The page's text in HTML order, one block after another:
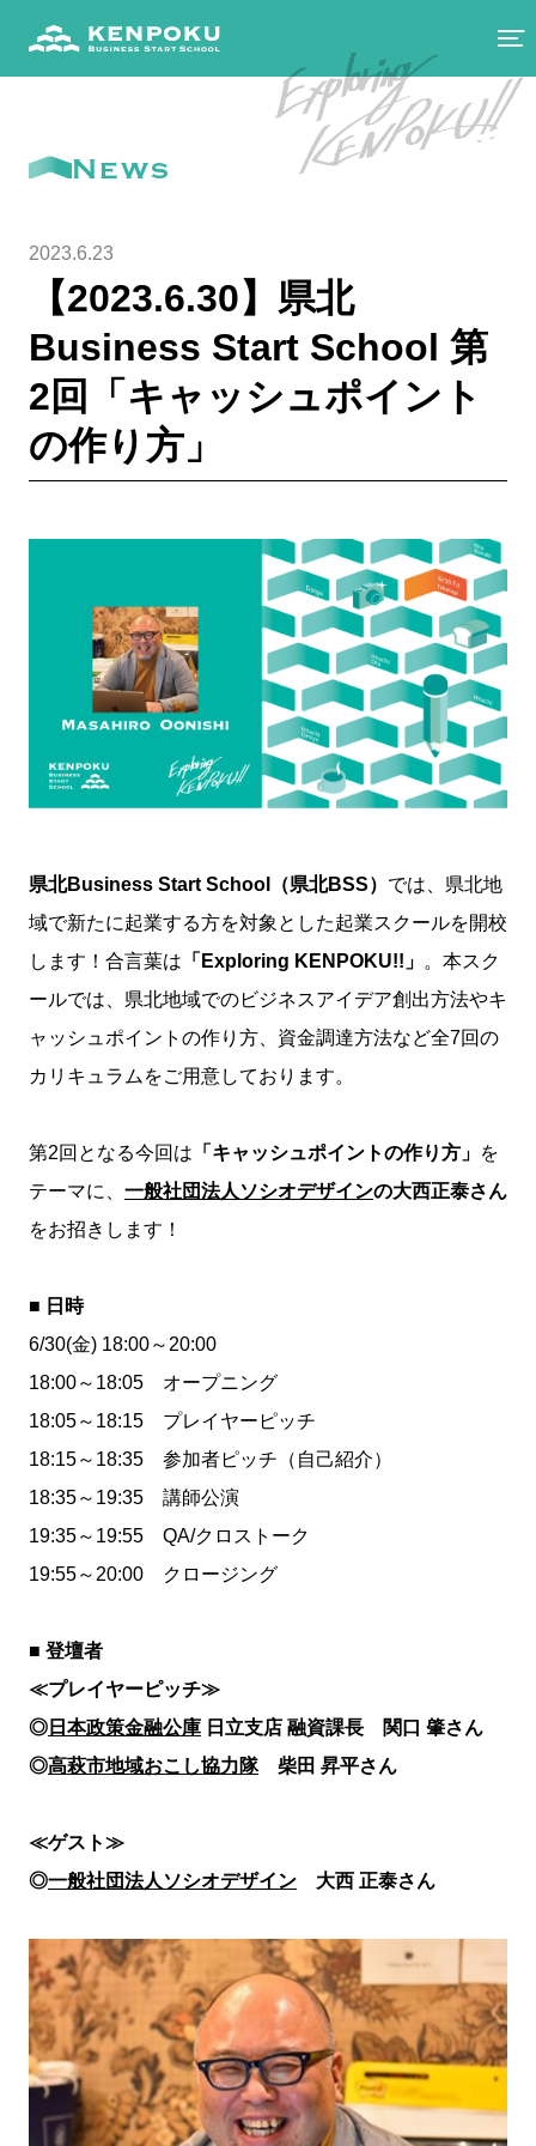
News
2023.6.23
【2023.6.30】県北
Business Start School 第
2回「キャッシュポイント
の作り方」
県北Business Start School（県北BSS） では、県北地
域で新たに起業する方を対象とした起業スクールを開校
します！合言葉は 「Exploring KENPOKU!!」 。本スク
ールでは、県北地域でのビジネスアイデア創出方法やキ
ャッシュポイントの作り方、資金調達方法など全7回の
カリキュラムをご用意しております。
第2回となる今回は 「キャッシュポイントの作り方」 を
テーマに、 一般社団法人ソシオデザインの大西正泰さん
をお招きします！
■ 日時
6/30(金) 18:00～20:00
18:00～18:05 オープニング
18:05～18:15 プレイヤーピッチ
18:15～18:35 参加者ピッチ（自己紹介）
18:35～19:35 講師公演
19:35～19:55 QA/クロストーク
19:55～20:00 クロージング
■ 登壇者
≪プレイヤーピッチ≫
◎ 日本政策金融公庫 日立支店 融資課長 関口 肇さん
◎高萩市地域おこし協力隊 柴田 昇平さん
≪ゲスト≫
◎一般社団法人ソシオデザイン 大西 正泰さん